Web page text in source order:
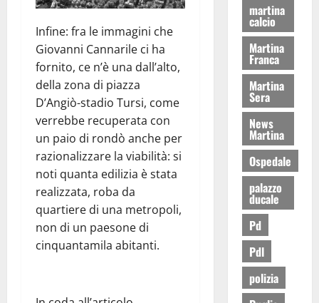
Infine: fra le immagini che
Giovanni Cannarile ci ha
fornito, ce n’è una dall’alto,
della zona di piazza
D’Angiò-stadio Tursi, come
verrebbe recuperata con
un paio di rondò anche per
razionalizzare la viabilità: si
noti quanta edilizia è stata
realizzata, roba da
quartiere di una metropoli,
non di un paesone di
cinquantamila abitanti.
martina
calcio
Martina
Franca
Martina
Sera
News
Martina
Ospedale
palazzo
ducale
Pd
Pdl
polizia